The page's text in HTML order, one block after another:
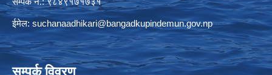
ईमेल: suchanaadhikari@bangadkupindemun.gov.np
सम्पर्क विवरण